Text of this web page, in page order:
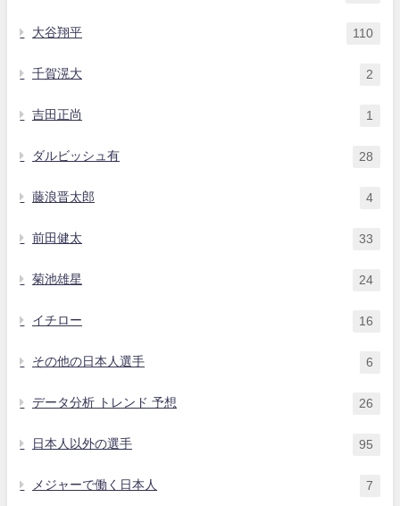
大谷翔平 110
千賀滉大 2
吉田正尚 1
ダルビッシュ有 28
藤浪晋太郎 4
前田健太 33
菊池雄星 24
イチロー 16
その他の日本人選手 6
データ分析 トレンド 予想 26
日本人以外の選手 95
メジャーで働く日本人 7